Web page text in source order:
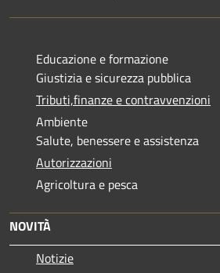
Educazione e formazione
Giustizia e sicurezza pubblica
Tributi,finanze e contravvenzioni
Ambiente
Salute, benessere e assistenza
Autorizzazioni
Agricoltura e pesca
NOVITÀ
Notizie